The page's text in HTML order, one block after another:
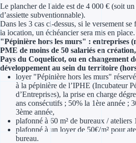
Le plancher de l'aide est de 4 000 € (soit
d’assiette subventionnable).
Dans les 3 cas ci-dessus, si le versement se
la location, un échéancier sera mis en place.
"Pépinière hors les murs" : entreprises
PME de moins de 50 salariés en
Pays du Coquelicot, ou en changement
développement au sein du territoire
loyer "Pépinière hors les murs"
à la pépinière de l’IPHE (Incubateur
d’Entreprises), la prise en charge
ans consécutifs ; 50% la 1ère année ;
3ème année,
plafonné à 60 m² de bureaux / ateliers
plafonné à un loyer de 50€/m² pour
bureau.